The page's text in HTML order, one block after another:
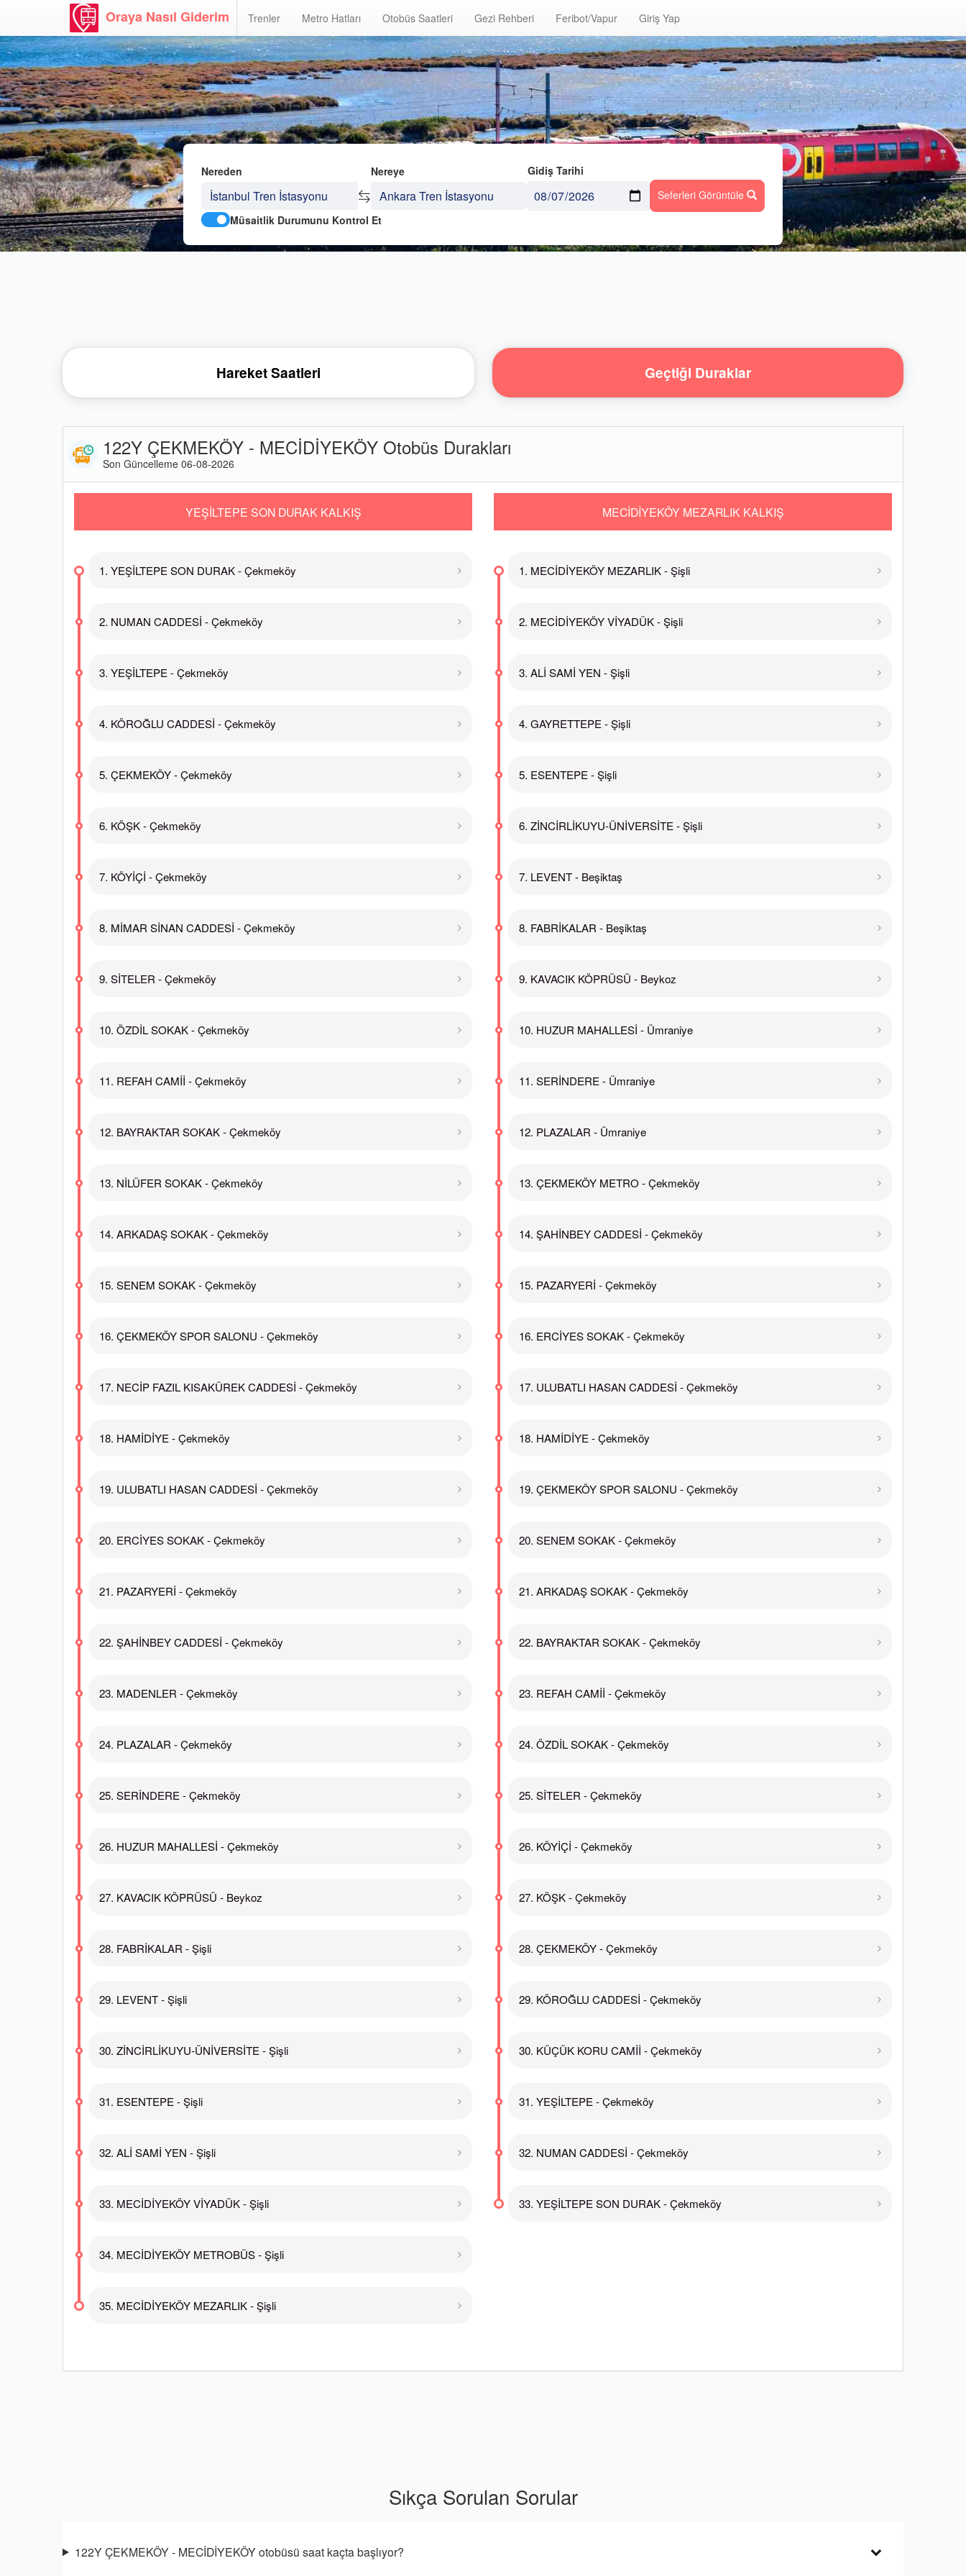
Oraya Nasıl Giderim Trenler Metro Hatları Otobüs Saatleri Gezi Rehberi Feribot/Vapur Giriş Yap
Nereden Nereye
Gidiş Tarihi
Seferleri Görüntüle
Müsaitlik Durumunu Kontrol Et
Hareket Saatleri Geçtiği Duraklar
122Y ÇEKMEKÖY - MECİDİYEKÖY Otobüs Durakları
Son Güncelleme 06-08-2026
YEŞİLTEPE SON DURAK KALKIŞ
1. YEŞİLTEPE SON DURAK - Çekmeköy
2. NUMAN CADDESİ - Çekmeköy
3. YEŞİLTEPE - Çekmeköy
4. KÖROĞLU CADDESİ - Çekmeköy
5. ÇEKMEKÖY - Çekmeköy
6. KÖŞK - Çekmeköy
7. KÖYİÇİ - Çekmeköy
8. MİMAR SİNAN CADDESİ - Çekmeköy
9. SİTELER - Çekmeköy
10. ÖZDİL SOKAK - Çekmeköy
11. REFAH CAMİİ - Çekmeköy
12. BAYRAKTAR SOKAK - Çekmeköy
13. NİLÜFER SOKAK - Çekmeköy
14. ARKADAŞ SOKAK - Çekmeköy
15. SENEM SOKAK - Çekmeköy
16. ÇEKMEKÖY SPOR SALONU - Çekmeköy
17. NECİP FAZIL KISAKÜREK CADDESİ - Çekmeköy
18. HAMİDİYE - Çekmeköy
19. ULUBATLI HASAN CADDESİ - Çekmeköy
20. ERCİYES SOKAK - Çekmeköy
21. PAZARYERİ - Çekmeköy
22. ŞAHİNBEY CADDESİ - Çekmeköy
23. MADENLER - Çekmeköy
24. PLAZALAR - Çekmeköy
25. SERİNDERE - Çekmeköy
26. HUZUR MAHALLESİ - Çekmeköy
27. KAVACIK KÖPRÜSÜ - Beykoz
28. FABRİKALAR - Şişli
29. LEVENT - Şişli
30. ZİNCİRLİKUYU-ÜNİVERSİTE - Şişli
31. ESENTEPE - Şişli
32. ALİ SAMİ YEN - Şişli
33. MECİDİYEKÖY VİYADÜK - Şişli
34. MECİDİYEKÖY METROBÜS - Şişli
35. MECİDİYEKÖY MEZARLIK - Şişli
MECİDİYEKÖY MEZARLIK KALKIŞ
1. MECİDİYEKÖY MEZARLIK - Şişli
2. MECİDİYEKÖY VİYADÜK - Şişli
3. ALİ SAMİ YEN - Şişli
4. GAYRETTEPE - Şişli
5. ESENTEPE - Şişli
6. ZİNCİRLİKUYU-ÜNİVERSİTE - Şişli
7. LEVENT - Beşiktaş
8. FABRİKALAR - Beşiktaş
9. KAVACIK KÖPRÜSÜ - Beykoz
10. HUZUR MAHALLESİ - Ümraniye
11. SERİNDERE - Ümraniye
12. PLAZALAR - Ümraniye
13. ÇEKMEKÖY METRO - Çekmeköy
14. ŞAHİNBEY CADDESİ - Çekmeköy
15. PAZARYERİ - Çekmeköy
16. ERCİYES SOKAK - Çekmeköy
17. ULUBATLI HASAN CADDESİ - Çekmeköy
18. HAMİDİYE - Çekmeköy
19. ÇEKMEKÖY SPOR SALONU - Çekmeköy
20. SENEM SOKAK - Çekmeköy
21. ARKADAŞ SOKAK - Çekmeköy
22. BAYRAKTAR SOKAK - Çekmeköy
23. REFAH CAMİİ - Çekmeköy
24. ÖZDİL SOKAK - Çekmeköy
25. SİTELER - Çekmeköy
26. KÖYİÇİ - Çekmeköy
27. KÖŞK - Çekmeköy
28. ÇEKMEKÖY - Çekmeköy
29. KÖROĞLU CADDESİ - Çekmeköy
30. KÜÇÜK KORU CAMİİ - Çekmeköy
31. YEŞİLTEPE - Çekmeköy
32. NUMAN CADDESİ - Çekmeköy
33. YEŞİLTEPE SON DURAK - Çekmeköy
Sıkça Sorulan Sorular
122Y ÇEKMEKÖY - MECİDİYEKÖY otobüsü saat kaçta başlıyor?